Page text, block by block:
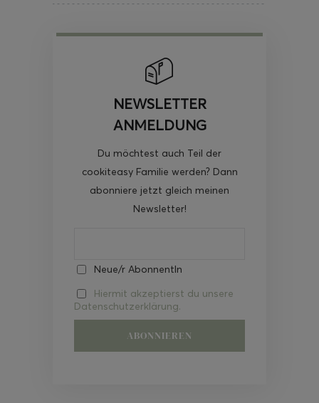
NEWSLETTER
ANMELDUNG
Du möchtest auch Teil der
cookiteasy Familie werden? Dann
abonniere jetzt gleich meinen
Newsletter!
Neue/r AbonnentIn
Hiermit akzeptierst du unsere
Datenschutzerklärung.